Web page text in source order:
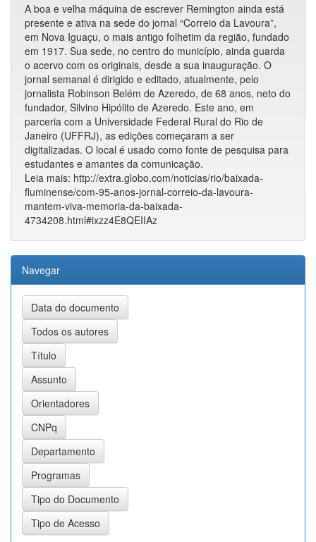
A boa e velha máquina de escrever Remington ainda está
presente e ativa na sede do jornal “Correio da Lavoura”,
em Nova Iguaçu, o mais antigo folhetim da região, fundado
em 1917. Sua sede, no centro do município, ainda guarda
o acervo com os originais, desde a sua inauguração. O
jornal semanal é dirigido e editado, atualmente, pelo
jornalista Robinson Belém de Azeredo, de 68 anos, neto do
fundador, Silvino Hipólito de Azeredo. Este ano, em
parceria com a Universidade Federal Rural do Rio de
Janeiro (UFFRJ), as edições começaram a ser
digitalizadas. O local é usado como fonte de pesquisa para
estudantes e amantes da comunicação.
Leia mais: http://extra.globo.com/noticias/rio/baixada-
fluminense/com-95-anos-jornal-correio-da-lavoura-
mantem-viva-memoria-da-baixada-
4734208.html#ixzz4E8QEIIAz
Navegar